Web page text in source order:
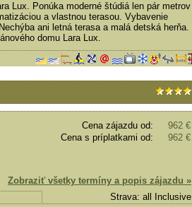
Lux. Ponúka moderné štúdiá len pár metrov
a vlastnou terasou. Vybavenie
ani letná terasa a malá detská herňa.
domu Lara Lux.
Cena zájazdu od:
962 €
Cena s príplatkami od:
962 €
Zobraziť všetky termíny a popis zájazdu »
Strava: all Inclusive